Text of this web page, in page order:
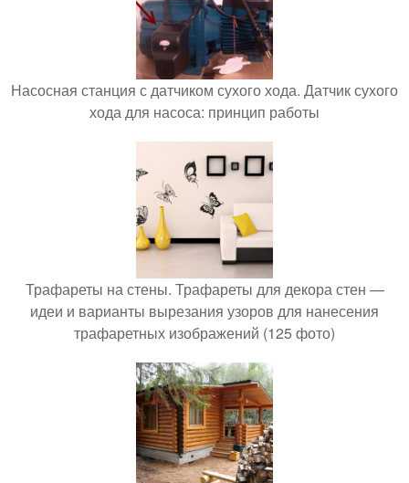
Насосная станция с датчиком сухого хода. Датчик сухого
хода для насоса: принцип работы
Трафареты на стены. Трафареты для декора стен —
идеи и варианты вырезания узоров для нанесения
трафаретных изображений (125 фото)